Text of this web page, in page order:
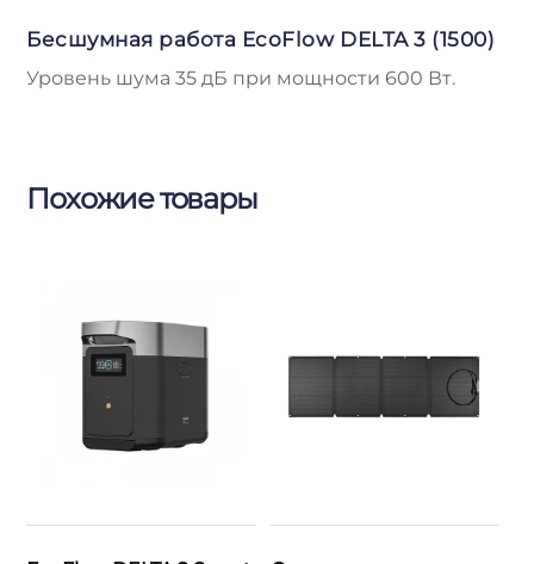
Бесшумная работа EcoFlow DELTA 3 (1500)
Уровень шума 35 дБ при мощности 600 Вт.
Похожие товары